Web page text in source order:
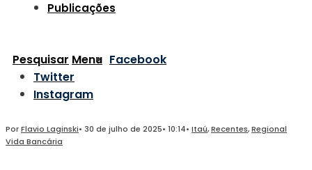
Publicações
Pesquisar Menu Facebook
Twitter
Instagram
PorFlavio Laginski• 30 de julho de 2025• 10:14• Itaú,Recentes,Regional
Vida Bancária